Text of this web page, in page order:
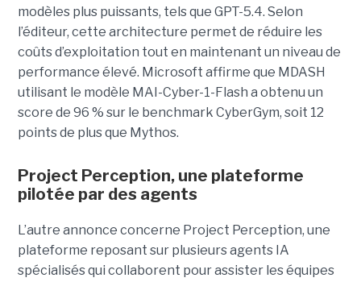
modèles plus puissants, tels que GPT-5.4. Selon
l’éditeur, cette architecture permet de réduire les
coûts d’exploitation tout en maintenant un niveau de
performance élevé. Microsoft affirme que MDASH
utilisant le modèle MAI-Cyber-1-Flash a obtenu un
score de 96 % sur le benchmark CyberGym, soit 12
points de plus que Mythos.
Project Perception, une plateforme
pilotée par des agents
L’autre annonce concerne Project Perception, une
plateforme reposant sur plusieurs agents IA
spécialisés qui collaborent pour assister les équipes